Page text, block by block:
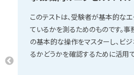
このテストは、受験者が基本的な
ているかを測るためのものです。
の基本的な操作をマスターし、ビ
るかどうかを確認するために活用で